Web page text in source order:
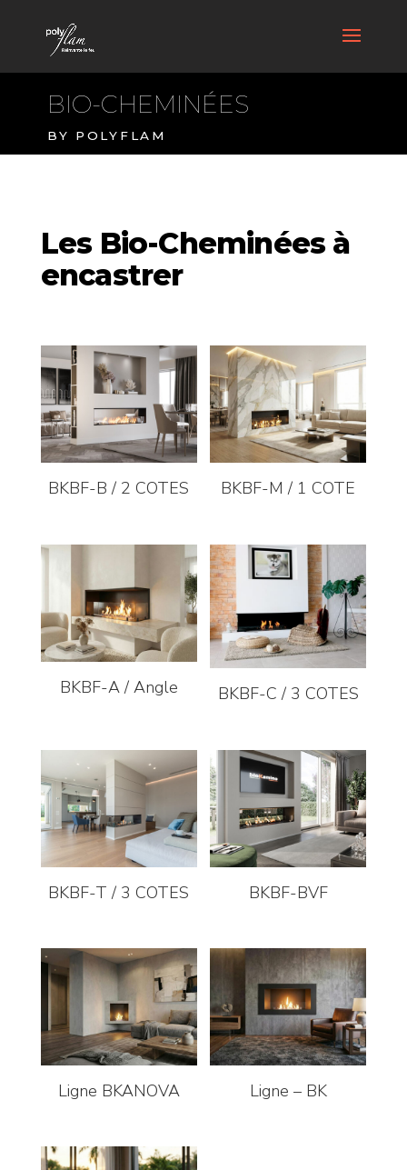
BIO-CHEMINÉES
BY POLYFLAM
Les Bio-Cheminées à
encastrer
BKBF-B / 2 COTES BKBF-M / 1 COTE
BKBF-A / Angle BKBF-C / 3 COTES
BKBF-T / 3 COTES BKBF-BVF
Ligne BKANOVA Ligne – BK